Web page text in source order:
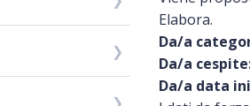
Elabora.
Da/a
Da/a
Da/a data